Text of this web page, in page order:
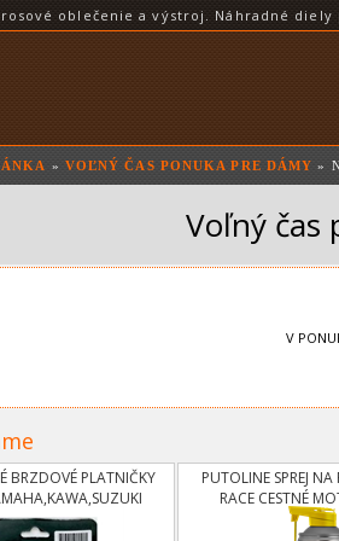
oblečenie a výstroj. Náhradné
» VOĽNÝ ČAS PONUKA PRE DÁMY »
Voľný čas
V
BRZDOVÉ PLATNIČKY
PUTOLINE SPREJ NA
RACE CESTNÉ